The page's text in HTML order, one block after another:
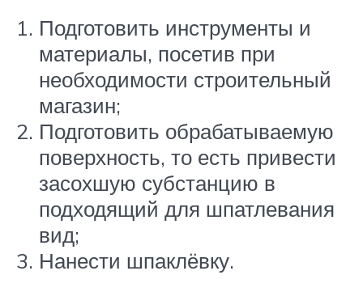
Подготовить инструменты и
материалы, посетив при
необходимости строительный
магазин;
Подготовить обрабатываемую
поверхность, то есть привести
засохшую субстанцию в
подходящий для шпатлевания
вид;
Нанести шпаклёвку.